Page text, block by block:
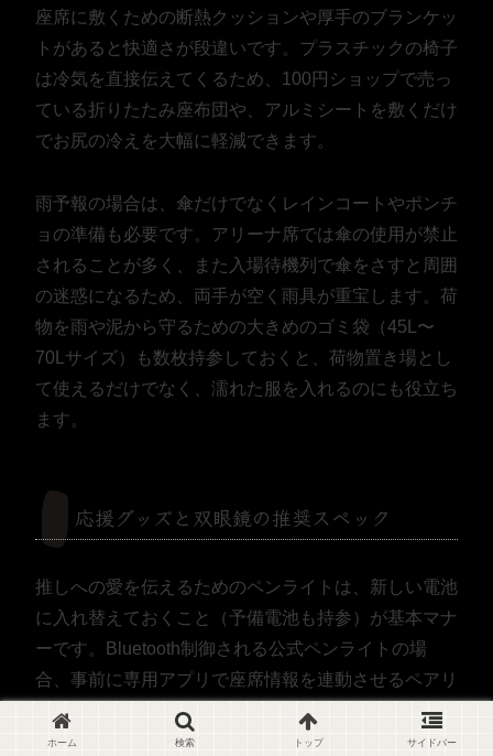
座席に敷くための断熱クッションや厚手のブランケッ
トがあると快適さが段違いです。プラスチックの椅子
は冷気を直接伝えてくるため、100円ショップで売っ
ている折りたたみ座布団や、アルミシートを敷くだけ
でお尻の冷えを大幅に軽減できます。
雨予報の場合は、傘だけでなくレインコートやポンチ
ョの準備も必要です。アリーナ席では傘の使用が禁止
されることが多く、また入場待機列で傘をさすと周囲
の迷惑になるため、両手が空く雨具が重宝します。荷
物を雨や泥から守るための大きめのゴミ袋（45L〜
70Lサイズ）も数枚持参しておくと、荷物置き場とし
て使えるだけでなく、濡れた服を入れるのにも役立ち
ます。
応援グッズと双眼鏡の推奨スペック
推しへの愛を伝えるためのペンライトは、新しい電池
に入れ替えておくこと（予備電池も持参）が基本マナ
ーです。Bluetooth制御される公式ペンライトの場
合、事前に専用アプリで座席情報を連動させるペアリ
ング作業が必要なこともあるため、家を出る前に設定
を済ませておくと会場で慌てずに済みます。
ホーム 検索 トップ サイドバー